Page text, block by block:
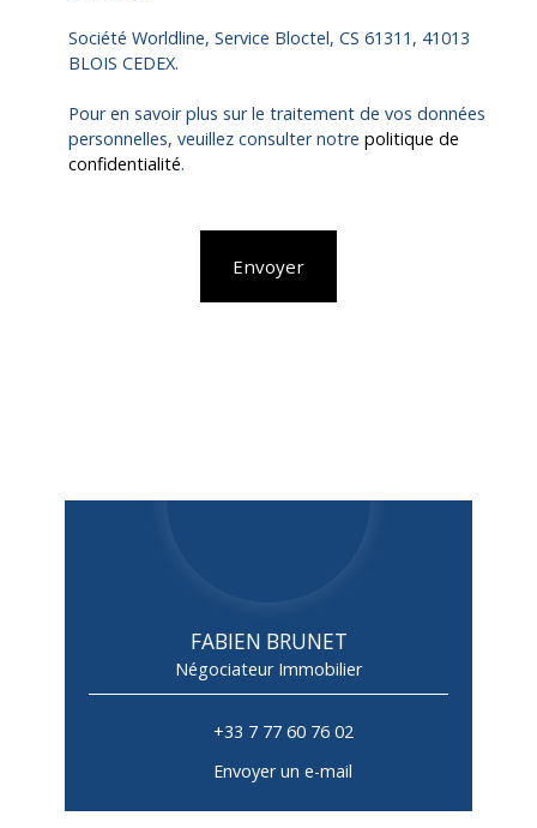
Société Worldline, Service Bloctel, CS 61311, 41013
BLOIS CEDEX.
Pour en savoir plus sur le traitement de vos données
personnelles, veuillez consulter notre politique de
confidentialité.
Envoyer
FABIEN BRUNET
Négociateur Immobilier
+33 7 77 60 76 02
Envoyer un e-mail